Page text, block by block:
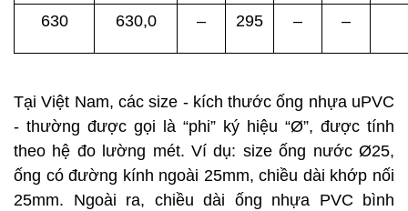
630 630,0 – 295 – –
Tại Việt Nam, các size - kích thước ống nhựa uPVC
- thường được gọi là “phi” ký hiệu “Ø”, được tính
theo hệ đo lường mét. Ví dụ: size ống nước Ø25,
ống có đường kính ngoài 25mm, chiều dài khớp nối
25mm. Ngoài ra, chiều dài ống nhựa PVC bình